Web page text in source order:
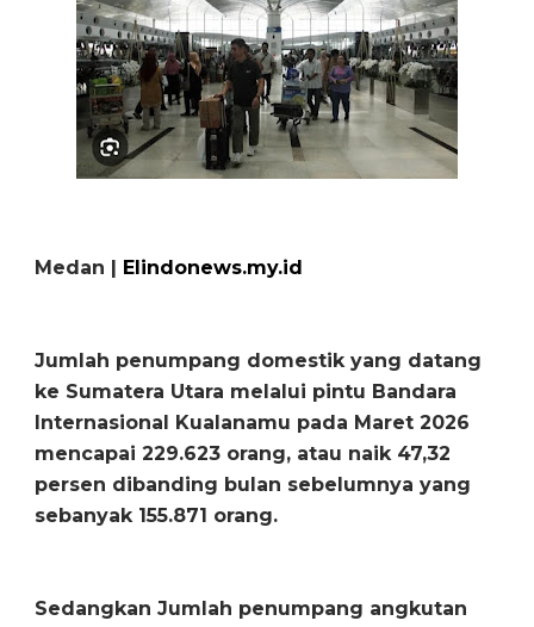
Medan | Elindonews.my.id
Jumlah penumpang domestik yang datang
ke Sumatera Utara melalui pintu Bandara
Internasional Kualanamu pada Maret 2026
mencapai 229.623 orang, atau naik 47,32
persen dibanding bulan sebelumnya yang
sebanyak 155.871 orang.
Sedangkan Jumlah penumpang angkutan